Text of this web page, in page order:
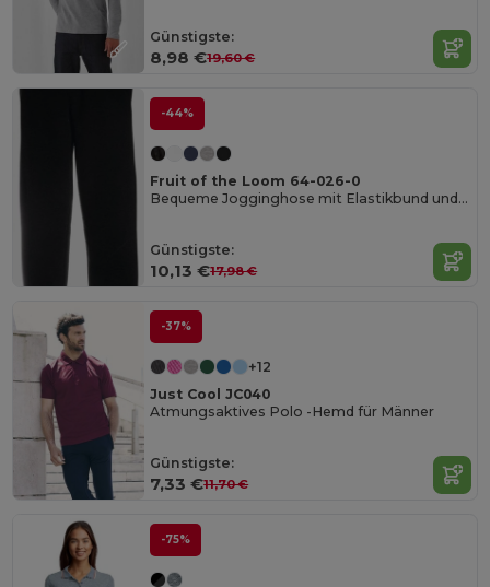
Günstigste:
8,98 €19,60 €
-44%
Fruit of the Loom 64-026-0
Bequeme Jogginghose mit Elastikbund und Taschen
Günstigste:
10,13 €17,98 €
-37%
+12
Just Cool JC040
Atmungsaktives Polo -Hemd für Männer
Günstigste:
7,33 €11,70 €
-75%